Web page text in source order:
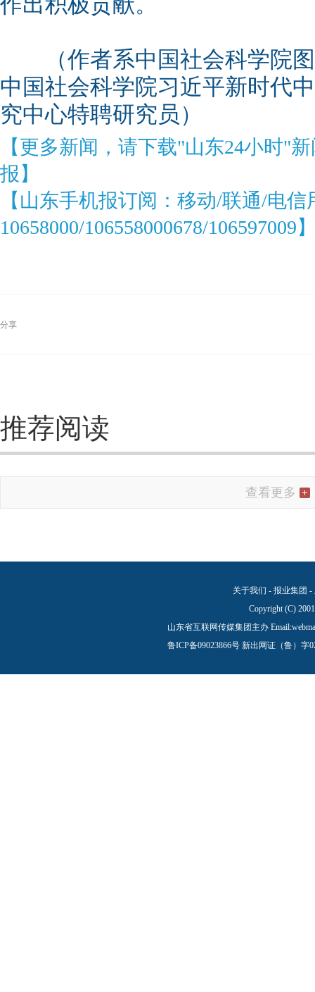
（作者系中国社会科学院图
中国社会科学院习近平新时代
究中心特聘研究员）
【更多新闻，请下载"山东24小时"
报】
【山东手机报订阅：移动/联通/电
10658000/106558000678/106597009
分享
推荐阅读
查看更多
关于我们 - 报业集团 -
Copyright (C)
山东省互联网传媒集团主办 Email:
鲁ICP备09023866号 新出网证（鲁）字